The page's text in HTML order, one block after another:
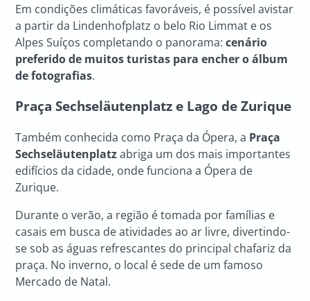
Em condições climáticas favoráveis, é possível avistar
a partir da Lindenhofplatz o belo Rio Limmat e os
Alpes Suíços completando o panorama:cenário
preferido de muitos turistas para encher o álbum
de fotografias.
Praça Sechseläutenplatz e Lago de Zurique
Também conhecida como Praça da Ópera, a Praça
Sechseläutenplatzabriga um dos mais importantes
edifícios da cidade, onde funciona a Ópera de
Zurique.
Durante o verão, a região é tomada por famílias e
casais em busca de atividades ao ar livre, divertindo-
se sob as águas refrescantes do principal chafariz da
praça. No inverno, o local é sede de um famoso
Mercado de Natal.